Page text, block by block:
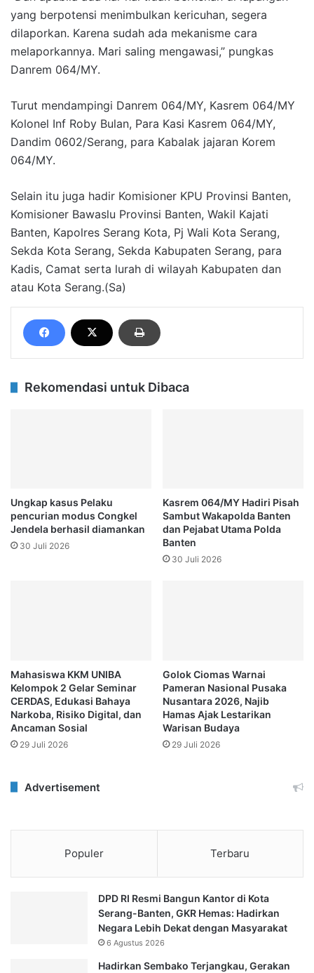
yang berpotensi menimbulkan kericuhan, segera
dilaporkan. Karena sudah ada mekanisme cara
melaporkannya. Mari saling mengawasi,” pungkas
Danrem 064/MY.
Turut mendampingi Danrem 064/MY, Kasrem 064/MY
Kolonel Inf Roby Bulan, Para Kasi Kasrem 064/MY,
Dandim 0602/Serang, para Kabalak jajaran Korem
064/MY.
Selain itu juga hadir Komisioner KPU Provinsi Banten,
Komisioner Bawaslu Provinsi Banten, Wakil Kajati
Banten, Kapolres Serang Kota, Pj Wali Kota Serang,
Sekda Kota Serang, Sekda Kabupaten Serang, para
Kadis, Camat serta lurah di wilayah Kabupaten dan
atau Kota Serang.(Sa)
Rekomendasi untuk Dibaca
Ungkap kasus Pelaku
pencurian modus Congkel
Jendela berhasil diamankan
30 Juli 2026
Kasrem 064/MY Hadiri Pisah
Sambut Wakapolda Banten
dan Pejabat Utama Polda
Banten
30 Juli 2026
Mahasiswa KKM UNIBA
Kelompok 2 Gelar Seminar
CERDAS, Edukasi Bahaya
Narkoba, Risiko Digital, dan
Ancaman Sosial
29 Juli 2026
Golok Ciomas Warnai
Pameran Nasional Pusaka
Nusantara 2026, Najib
Hamas Ajak Lestarikan
Warisan Budaya
29 Juli 2026
Advertisement
Populer Terbaru
DPD RI Resmi Bangun Kantor di Kota
Serang-Banten, GKR Hemas: Hadirkan
Negara Lebih Dekat dengan Masyarakat
6 Agustus 2026
Hadirkan Sembako Terjangkau, Gerakan